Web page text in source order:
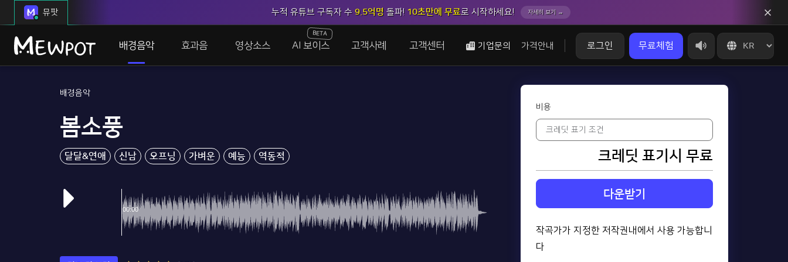
뮤팟 누적 유튜브 구독자 수 9.5억명 돌파! 10초만에 무료로 시작하세요! 자세히 보기 →
배경음악 효과음 영상소스 AI 보이스
BETA
고객사례 고객센터 기업문의 가격안내 로그인 무료체험
배경음악
봄소풍
달달&연애 신남 오프닝 가벼운 예능 역동적
비용
크레딧 표기시 무료
다운받기
작곡가가 지정한 저작권내에서 사용 가능합니
다